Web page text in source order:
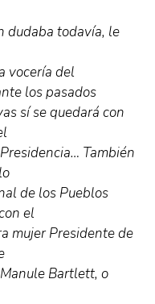
dudaba todavía, le
vocería del
los pasados
sí se quedará con
También
de los Pueblos
el
mujer Presidente de
Bartlett, o